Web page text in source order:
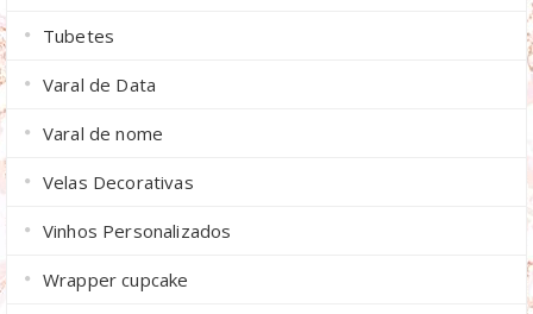
Tubetes
Varal de Data
Varal de nome
Velas Decorativas
Vinhos Personalizados
Wrapper cupcake